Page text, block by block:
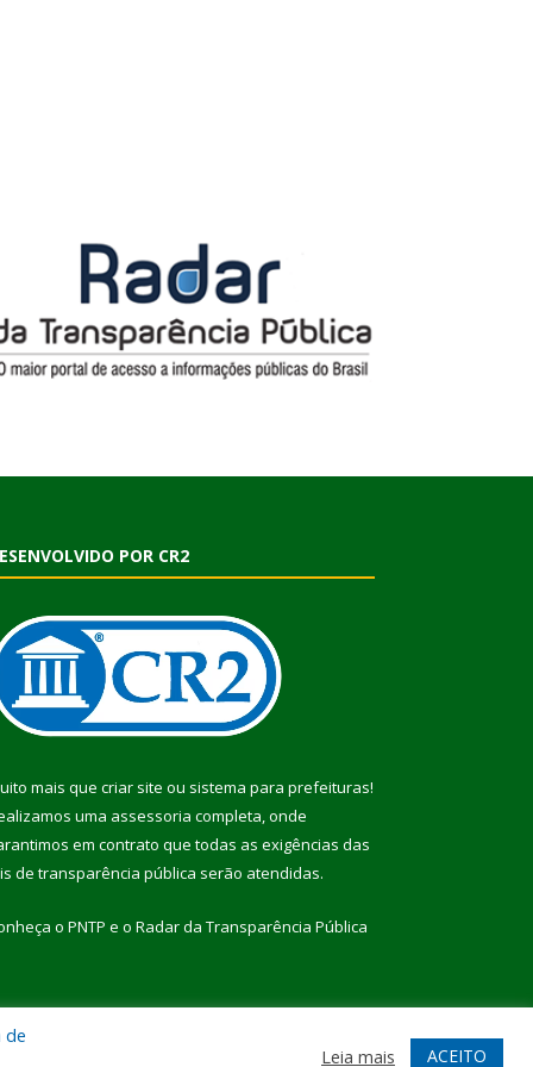
POR CR2
mais que criar site ou sistema para prefeituras!
uma assessoria completa, onde
em contrato que todas as exigências das
de transparência pública serão atendidas.
o PNTP e o Radar da Transparência Pública
Acessar Webmail
de
Leia mais ACEITO